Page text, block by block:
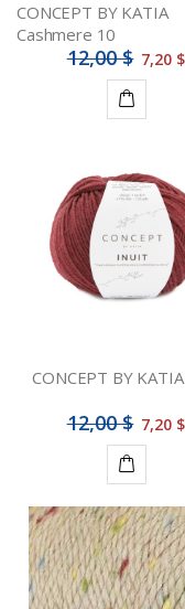
CONCEPT BY KATIA
Cashmere 10
12,00 $ 7,20 $
au
panier
CONCEPT BY
12,00 $ 7,20 $
Ajouter
au
panier